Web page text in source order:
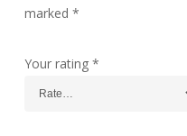
marked *
Your rating *